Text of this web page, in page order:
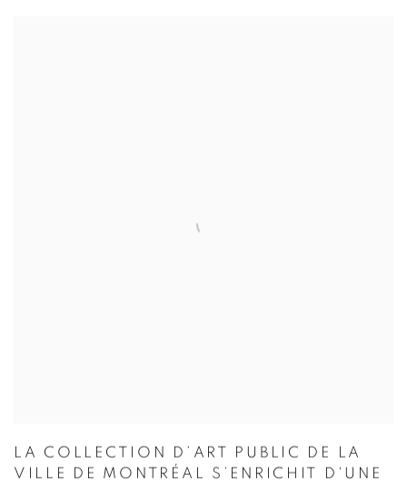
LA COLLECTION D’ART PUBLIC DE LA
VILLE DE MONTRÉAL S’ENRICHIT D'UNE